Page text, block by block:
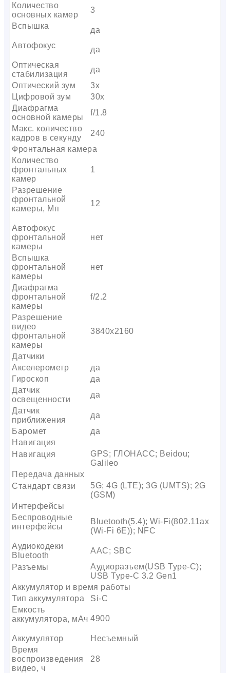
Количество
основных камер
3
Вспышка
да
Автофокус
да
Оптическая
стабилизация
да
Оптический зум
3х
Цифровой зум
30x
Диафрагма
основной камеры
f/1.8
Макс. количество
кадров в секунду
240
Фронтальная камера
Количество
фронтальных
камер
1
Разрешение
фронтальной
камеры, Мп
12
Автофокус
фронтальной
камеры
нет
Вспышка
фронтальной
камеры
нет
Диафрагма
фронтальной
камеры
f/2.2
Разрешение
видео
фронтальной
камеры
3840х2160
Датчики
Акселерометр
да
Гироскоп
да
Датчик
освещенности
да
Датчик
приближения
да
Баромет
да
Навигация
Навигация
GPS; ГЛОНАСС; Beidou;
Galileo
Передача данных
Стандарт связи
5G; 4G (LTE); 3G (UMTS); 2G
(GSM)
Интерфейсы
Беспроводные
интерфейсы
Bluetooth(5.4); Wi-Fi(802.11ax
(Wi-Fi 6E)); NFC
Аудиокодеки
Bluetooth
AAC; SBC
Разъемы
Аудиоразъем(USB Type-C);
USB Type-C 3.2 Gen1
Аккумулятор и время работы
Тип аккумулятора
Si-C
Емкость
аккумулятора, мАч 4900
Аккумулятор
Несъемный
Время
воспроизведения
видео, ч
28